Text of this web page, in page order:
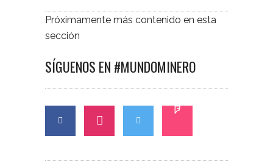
Próximamente más contenido en esta
sección
SÍGUENOS EN #MUNDOMINERO